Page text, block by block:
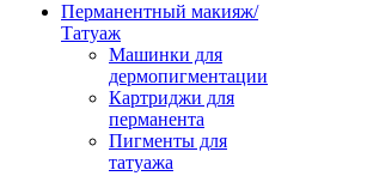
Перманентный макияж/
Татуаж
Машинки для
дермопигментации
Картриджи для
перманента
Пигменты для
татуажа